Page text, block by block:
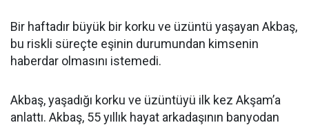
Bir haftadır büyük bir korku ve üzüntü yaşayan Akbaş,
bu riskli süreçte eşinin durumundan kimsenin
haberdar olmasını istemedi.
Akbaş, yaşadığı korku ve üzüntüyü ilk kez Akşam’a
anlattı. Akbaş, 55 yıllık hayat arkadaşının banyodan